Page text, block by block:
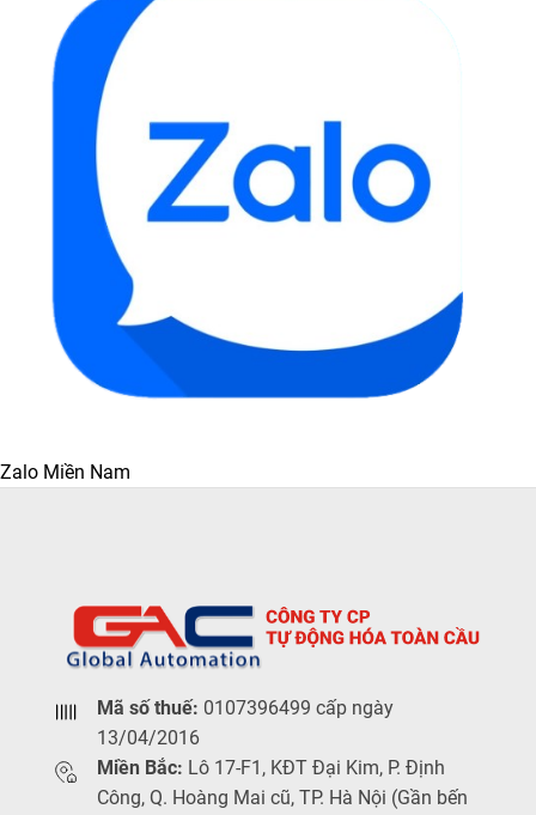
Zalo Miền Nam
Mã số thuế: 0107396499 cấp ngày
13/04/2016
Miền Bắc: Lô 17-F1, KĐT Đại Kim, P. Định
Công, Q. Hoàng Mai cũ, TP. Hà Nội (Gần bến